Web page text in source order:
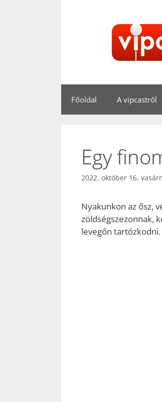
Főoldal A vipcastről
Egy
2022. október 16.
Nyakunkon az ősz,
zöldségszezonnak,
levegőn